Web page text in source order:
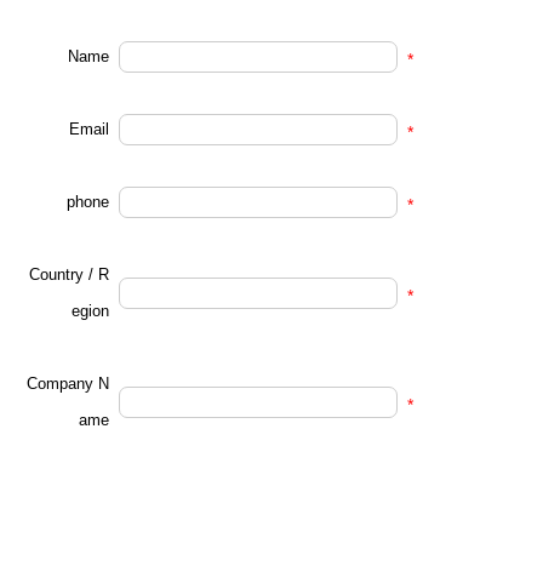
Name *
Email *
phone *
Country / R
egion
*
Company N
ame
*